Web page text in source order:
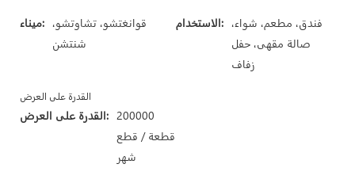
ميناء: قوانغتشو، تشاوتشو،
شنتشن
الاستخدام: فندق، مطعم، شواء،
صالة مقهى، حفل
زفاف
القدرة على العرض
القدرة على العرض: 200000
قطعة / قطع
شهر